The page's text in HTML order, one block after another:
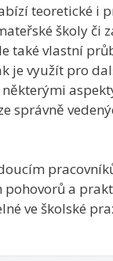
teoretické i
školy či
také vlastní
je využít pro
správně
a
ve školské